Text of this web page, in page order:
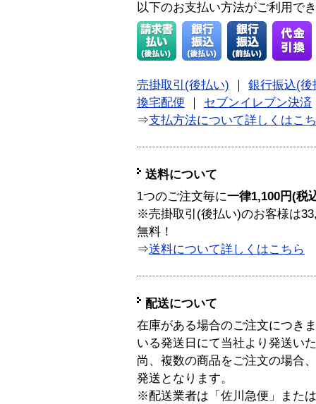
以下のお支払い方法がご利用で
売掛取引(後払い)
銀行振込(後
換宅配便
セブンイレブン決済
⇒支払方法について詳しくはこ
送料について
1つのご注文毎に一律1,100円(税
※売掛取引(後払い)のお客様は
無料！
⇒送料について詳しくはこちら
配送について
在庫がある場合のご注文につき
いる発送日にて当社より発送い
尚、複数の商品をご注文の場合
発送となります。
※配送業者は「佐川急便」また